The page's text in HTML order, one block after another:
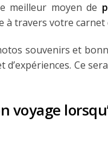
meilleur moyen de
à travers votre carnet
souvenirs et
d’expériences. Ce
voyage